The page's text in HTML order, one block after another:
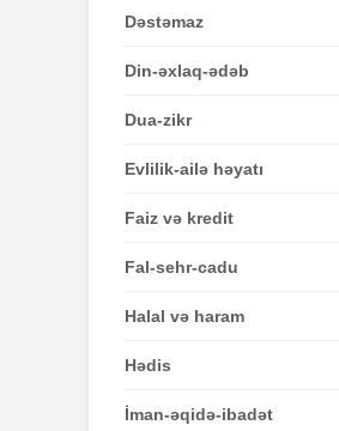
Dəstəmaz
Din-əxlaq-ədəb
Dua-zikr
Evlilik-ailə həyatı
Faiz və kredit
Fal-sehr-cadu
Halal və haram
Hədis
İman-əqidə-ibadət